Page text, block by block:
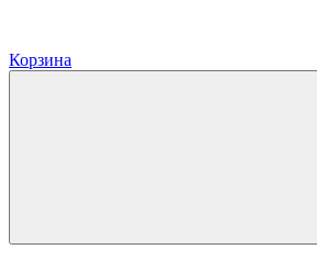
Корзина